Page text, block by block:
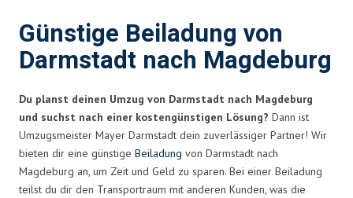
Günstige Beiladung von
Darmstadt nach Magdeburg
Du planst deinen Umzug von Darmstadt nach Magdeburg
und suchst nach einer kostengünstigen Lösung? Dann ist
Umzugsmeister Mayer Darmstadt dein zuverlässiger Partner! Wir
bieten dir eine günstige Beiladung von Darmstadt nach
Magdeburg an, um Zeit und Geld zu sparen. Bei einer Beiladung
teilst du dir den Transportraum mit anderen Kunden, was die